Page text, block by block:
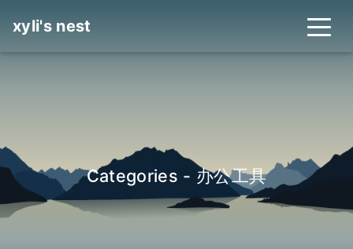
xyli's nest
Categories - 办公工具